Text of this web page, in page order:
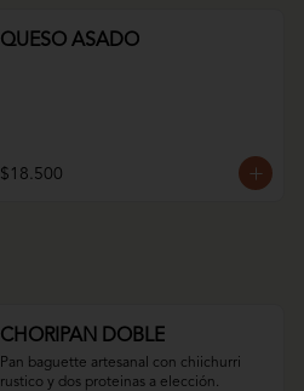
QUESO ASADO
$18.500
CHORIPAN DOBLE
Pan baguette artesanal con chiichurri
rustico y dos proteinas a elección.